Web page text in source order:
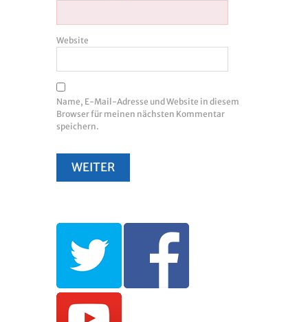
Website
Name, E-Mail-Adresse und Website in diesem
Browser für meinen nächsten Kommentar
speichern.